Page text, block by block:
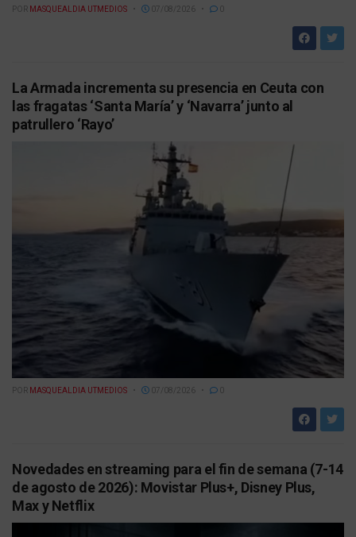
POR MASQUEALDIA UTMEDIOS 07/08/2026 0
La Armada incrementa su presencia en Ceuta con
las fragatas ‘Santa María’ y ‘Navarra’ junto al
patrullero ‘Rayo’
POR MASQUEALDIA UTMEDIOS 07/08/2026 0
Novedades en streaming para el fin de semana (7-14
de agosto de 2026): Movistar Plus+, Disney Plus,
Max y Netflix